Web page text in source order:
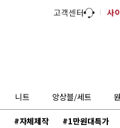
고객센터 사
니트 앙상블/세트
#자체제작 #1만원대특가